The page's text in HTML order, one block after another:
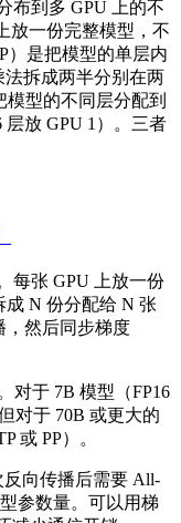
布到多 GPU 上的不
放一份完整模型，不
）是把模型的单层内
拆成两半分别在两
模型的不同层分配到
层放 GPU 1）。三者
每张 GPU 上放一份
成 N 份分配给 N 张
，然后同步梯度
对于 7B 模型（FP16
对于 70B 或更大的
或 PP）。
向传播后需要 All-
参数量。可以用梯